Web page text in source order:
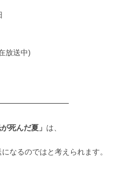
放送中)
が死んだ夏」 は、
になるのではと考えられます。